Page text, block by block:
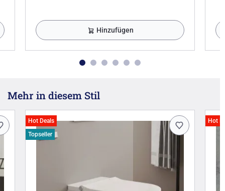
Hinzufügen
Mehr in diesem Stil
Hot Deals
Topseller
Hot